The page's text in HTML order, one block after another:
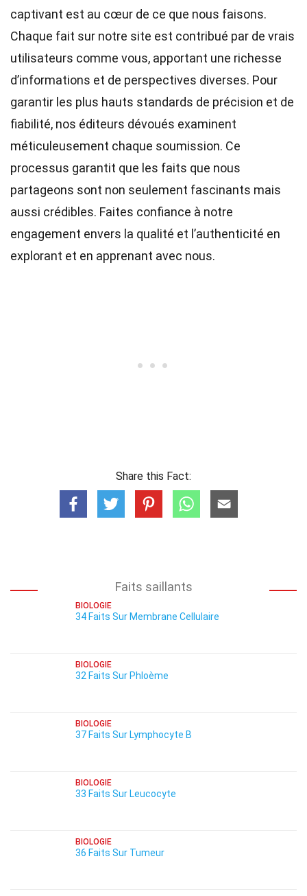
captivant est au cœur de ce que nous faisons.
Chaque fait sur notre site est contribué par de vrais
utilisateurs comme vous, apportant une richesse
d’informations et de perspectives diverses. Pour
garantir les plus hauts standards de précision et de
fiabilité, nos éditeurs dévoués examinent
méticuleusement chaque soumission. Ce
processus garantit que les faits que nous
partageons sont non seulement fascinants mais
aussi crédibles. Faites confiance à notre
engagement envers la qualité et l’authenticité en
explorant et en apprenant avec nous.
Share this Fact:
Faits saillants
BIOLOGIE
34 Faits Sur Membrane Cellulaire
BIOLOGIE
32 Faits Sur Phloème
BIOLOGIE
37 Faits Sur Lymphocyte B
BIOLOGIE
33 Faits Sur Leucocyte
BIOLOGIE
36 Faits Sur Tumeur